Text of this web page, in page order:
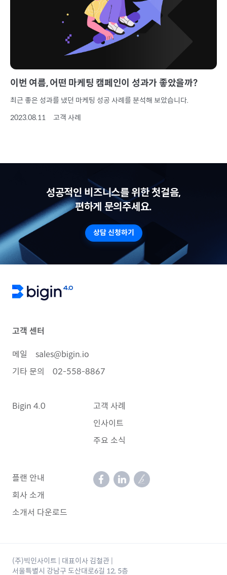
이번 여름, 어떤 마케팅 캠페인이 성과가 좋았을까?
최근 좋은 성과를 냈던 마케팅 성공 사례를 분석해 보았습니다.
2023.08.11
고객 사례
성공적인 비즈니스를 위한 첫걸음,
편하게 문의주세요.
상담 신청하기
고객 센터
메일
sales@bigin.io
기타 문의
02-558-8867
Bigin 4.0
고객 사례
인사이트
주요 소식
플랜 안내
회사 소개
소개서 다운로드
(주)빅인사이트 | 대표이사 김철관 |
서울특별시 강남구 도산대로6길 12, 5층